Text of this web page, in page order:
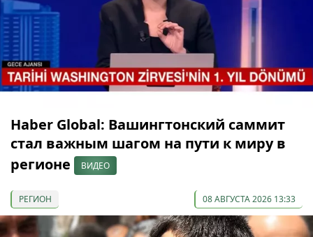
Haber Global: Вашингтонский саммит
стал важным шагом на пути к миру в
регионе
ВИДЕО
РЕГИОН 08 АВГУСТА 2026 13:33